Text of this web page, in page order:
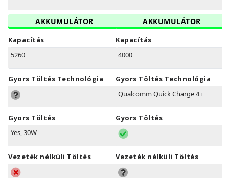
AKKUMULÁTOR
Kapacítás
5260
Gyors Töltés Technológia
Gyors Töltés
Yes, 30W
Vezeték nélküli Töltés
AKKUMULÁTOR
Kapacítás
4000
Gyors Töltés Technológia
Qualcomm Quick Charge 4+
Gyors Töltés
Vezeték nélküli Töltés